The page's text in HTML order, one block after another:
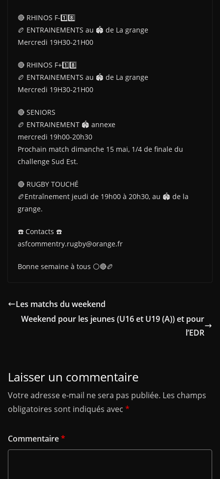
🔴 RHINOS F-1️⃣8️⃣
🏉 ENTRAINEMENTS au 🏟 de La grange
Mercredi 19H30-21H00
🔴 RHINOS F+1️⃣8️⃣
🏉 ENTRAINEMENTS au 🏟 de La grange
Mercredi 19H30-21H00
🔴 SENIORS
🏉 ENTRAINEMENT 🏟 annexe
mercredi 19h00-20h30
Prochain match dimanche 15 mai, 1/4 de finale du
challenge Sud Est.
🔴 RUGBY TOUCHÉ
🏉Entraînement jeudi de 19h00 à 20h30, au 🏟 de la
grange.
☎️ Contacts ☎️
asfcommentry.rugby@orange.fr
Bonne semaine à tous ⚪🔴🏉
Les matchs du weekend
Weekend pour les jeunes (U16 et U19 (A)) et pour
l’EDR
Laisser un commentaire
Votre adresse e-mail ne sera pas publiée. Les champs
obligatoires sont indiqués avec *
Commentaire*